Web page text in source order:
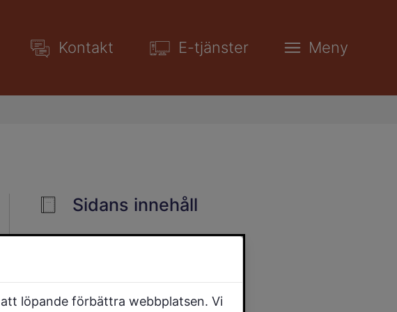
Kontakt E-tjänster Meny
Sidans innehåll
löpande förbättra webbplatsen. Vi